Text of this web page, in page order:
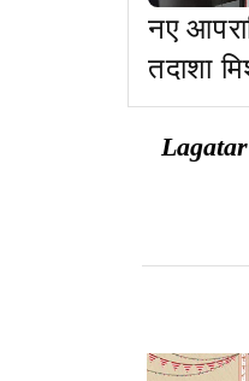
नए
तदाशा